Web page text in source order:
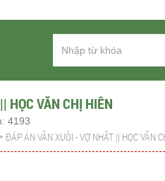
Nghị
Tài
Tài
HỌC VĂN CHỊ HIÊN
4193
ĐÁP ÁN VĂN XUÔI - VỢ NHẶT || HỌC VĂN